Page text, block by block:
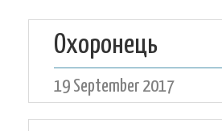
Охоронець
19 September 2017